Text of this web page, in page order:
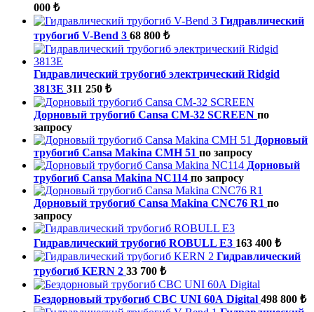
000 ₺
Гидравлический
трубогиб V-Bend 3 68 800 ₺
Гидравлический трубогиб электрический Ridgid
3813E 311 250 ₺
Дорновый трубогиб Cansa CM-32 SCREEN по
запросу
Дорновый
трубогиб Cansa Makina CMH 51 по запросу
Дорновый
трубогиб Cansa Makina NC114 по запросу
Дорновый трубогиб Cansa Makina CNC76 R1 по
запросу
Гидравлический трубогиб ROBULL E3 163 400 ₺
Гидравлический
трубогиб KERN 2 33 700 ₺
Бездорновый трубогиб CBC UNI 60А Digital 498 800 ₺